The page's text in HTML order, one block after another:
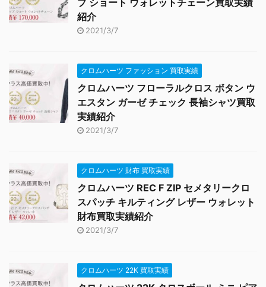
紹介
2021/3/7
クロムハーツ ファッション 買取実績
クロムハーツ フローラルクロス ボタン ウ
エスタン ガーゼ チェック 長袖シャツ買取
実績紹介
2021/3/7
クロムハーツ 財布 買取実績
クロムハーツ REC F ZIP セメタリークロ
スパッチ キルティング レザー ウォレット
財布買取実績紹介
2021/3/7
クロムハーツ 22K 買取実績